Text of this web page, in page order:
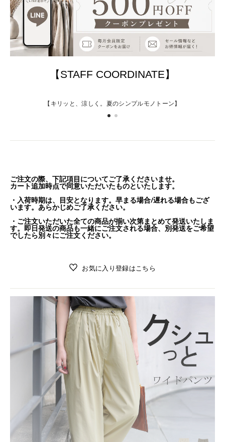
【STAFF COORDINATE】
【キリッと、涼しく。夏のシンプルモノトーン】
ご注文の際、下記項目についてご了承くださいませ。
カート追加時点で同意いただいたものといたします。
・入荷時期は、目安となります。早まる場合/遅れる場合もござ
います。あらかじめご了承ください。
・ご注文いただいた全ての商品が揃い次第まとめて発送いたしま
す。即日発送の商品も一緒にご注文される場合、別発送をご希望
でしたら別々にご注文ください。
お気に入り登録はこちら